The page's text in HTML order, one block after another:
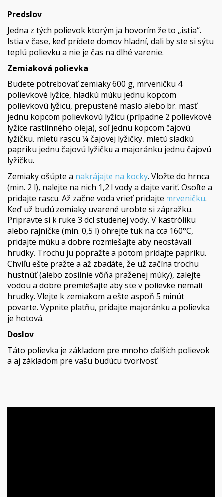
Predslov
Jedna z tých polievok ktorým ja hovorím že to „istia“.
Istia v čase, keď prídete domov hladní, dali by ste si sýtu
teplú polievku a nie je čas na dlhé varenie.
Zemiaková polievka
Budete potrebovať zemiaky 600 g, mrveničku 4
polievkové lyžice, hladkú múku jednu kopcom
polievkovú lyžicu, prepustené maslo alebo br. masť
jednu kopcom polievkovú lyžicu (prípadne 2 polievkové
lyžice rastlinného oleja), soľ jednu kopcom čajovú
lyžičku, mletú rascu ¼ čajovej lyžičky, mletú sladkú
papriku jednu čajovú lyžičku a majoránku jednu čajovú
lyžičku.
Zemiaky ošúpte a nakrájajte na kocky. Vložte do hrnca
(min. 2 l), nalejte na nich 1,2 l vody a dajte variť. Osoľte a
pridajte rascu. Až začne voda vrieť pridajte mrveničku.
Keď už budú zemiaky uvarené urobte si zápražku.
Pripravte si k ruke 3 dcl studenej vody. V kastróliku
alebo rajničke (min. 0,5 l) ohrejte tuk na cca 160°C,
pridajte múku a dobre rozmiešajte aby neostávali
hrudky. Trochu ju popražte a potom pridajte papriku.
Chvíľu ešte pražte a až zbadáte, že už začína trochu
hustnúť (alebo zosilnie vôňa praženej múky), zalejte
vodou a dobre premiešajte aby ste v polievke nemali
hrudky. Vlejte k zemiakom a ešte aspoň 5 minút
povarte. Vypnite platňu, pridajte majoránku a polievka
je hotová.
Doslov
Táto polievka je základom pre mnoho ďalších polievok
a aj základom pre vašu budúcu tvorivosť.